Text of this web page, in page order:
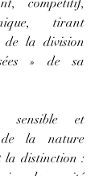
compétitif,
tirant
de la division
» de sa
sensible et
de la nature
la distinction :